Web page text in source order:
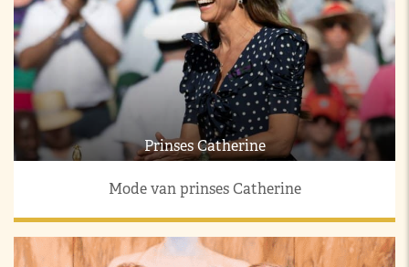
Prinses Catherine
Mode van prinses Catherine